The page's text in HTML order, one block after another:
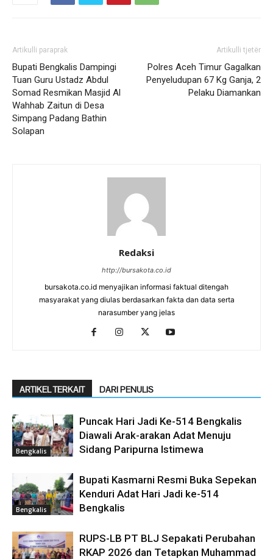
Artikulli paraprak
Bupati Bengkalis Dampingi
Tuan Guru Ustadz Abdul
Somad Resmikan Masjid Al
Wahhab Zaitun di Desa
Simpang Padang Bathin
Solapan
Artikulli tjetër
Polres Aceh Timur Gagalkan
Penyeludupan 67 Kg Ganja, 2
Pelaku Diamankan
Redaksi
http://bursakota.co.id
bursakota.co.id menyajikan informasi faktual ditengah
masyarakat yang diulas berdasarkan fakta dan data serta
narasumber yang jelas
ARTIKEL TERKAIT DARI PENULIS
Bengkalis
Puncak Hari Jadi Ke-514 Bengkalis
Diawali Arak-arakan Adat Menuju
Sidang Paripurna Istimewa
Bengkalis
Bupati Kasmarni Resmi Buka Sepekan
Kenduri Adat Hari Jadi ke-514
Bengkalis
RUPS-LB PT BLJ Sepakati Perubahan
RKAP 2026 dan Tetapkan Muhammad